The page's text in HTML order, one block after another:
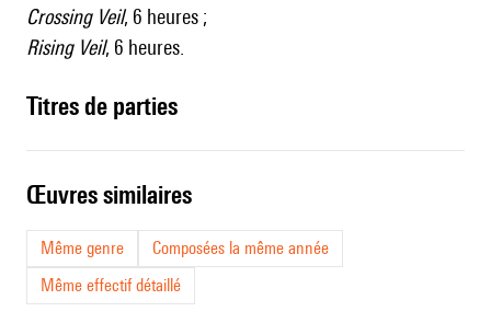
Crossing Veil, 6 heures ;
Rising Veil, 6 heures.
Titres de parties
œuvres similaires
Même genre
Composées la même année
Même effectif détaillé